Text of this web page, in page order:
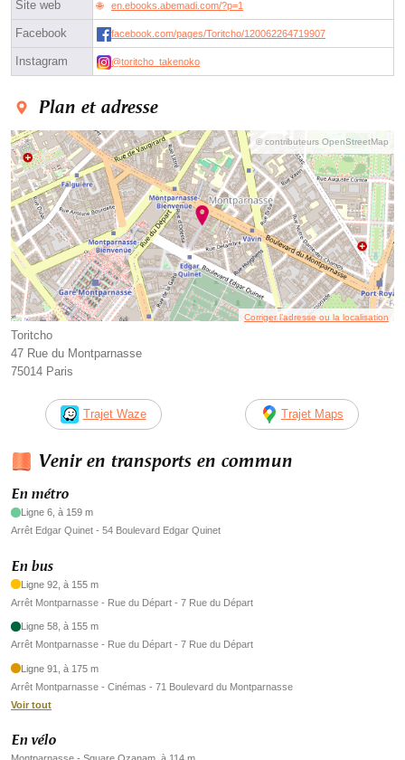
Site web en.ebooks.abemadi.com/?p=1
Facebook facebook.com/pages/Toritcho/120062264719907
Instagram @toritcho_takenoko
Plan et adresse
© contributeurs OpenStreetMap
Corriger l’adresse ou la localisation
Toritcho
47 Rue du Montparnasse
75014 Paris
Trajet Waze Trajet Maps
Venir en transports en commun
En métro
Ligne 6, à 159 m
Arrêt Edgar Quinet - 54 Boulevard Edgar Quinet
En bus
Ligne 92, à 155 m
Arrêt Montparnasse - Rue du Départ - 7 Rue du Départ
Ligne 58, à 155 m
Arrêt Montparnasse - Rue du Départ - 7 Rue du Départ
Ligne 91, à 175 m
Arrêt Montparnasse - Cinémas - 71 Boulevard du Montparnasse
Voir tout
En vélo